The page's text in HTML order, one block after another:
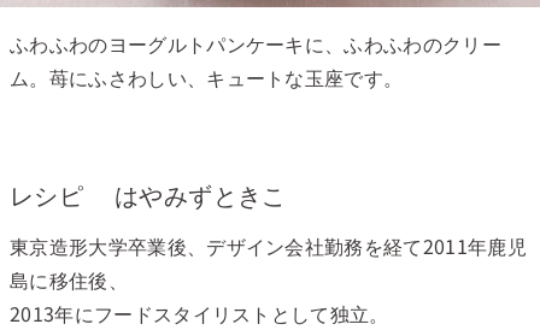
ふわふわのヨーグルトパンケーキに、ふわふわのクリー
ム。苺にふさわしい、キュートな玉座です。
レシピ はやみずときこ
東京造形大学卒業後、デザイン会社勤務を経て2011年鹿児
島に移住後、
2013年にフードスタイリストとして独立。